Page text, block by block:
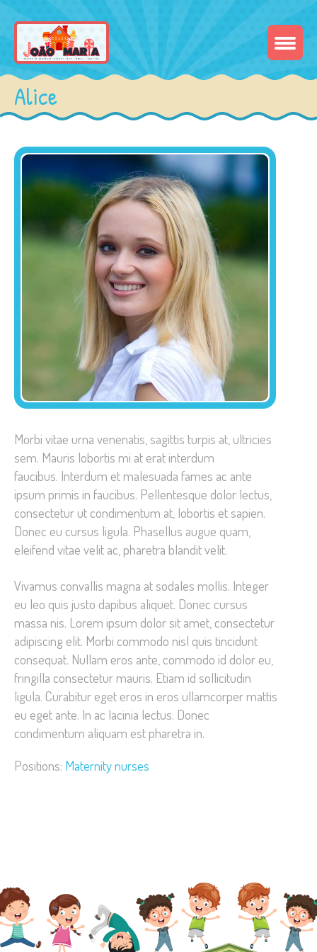
Alice
Morbi vitae urna venenatis, sagittis turpis at, ultricies
sem. Mauris lobortis mi at erat interdum
faucibus. Interdum et malesuada fames ac ante
ipsum primis in faucibus. Pellentesque dolor lectus,
consectetur ut condimentum at, lobortis et sapien.
Donec eu cursus ligula. Phasellus augue quam,
eleifend vitae velit ac, pharetra blandit velit.
Vivamus convallis magna at sodales mollis. Integer
eu leo quis justo dapibus aliquet. Donec cursus
massa nis. Lorem ipsum dolor sit amet, consectetur
adipiscing elit. Morbi commodo nisl quis tincidunt
consequat. Nullam eros ante, commodo id dolor eu,
fringilla consectetur mauris. Etiam id sollicitudin
ligula. Curabitur eget eros in eros ullamcorper mattis
eu eget ante. In ac lacinia lectus. Donec
condimentum aliquam est pharetra in.
Positions: Maternity nurses